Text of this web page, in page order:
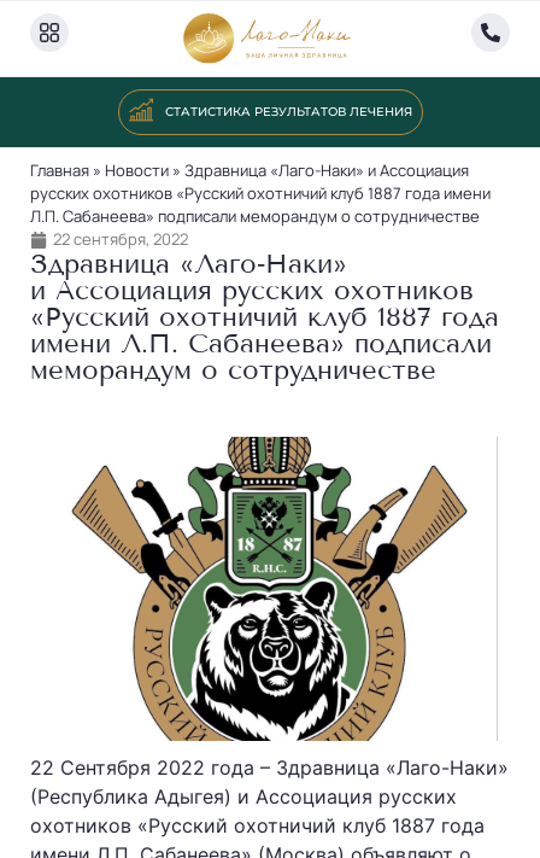
СТАТИСТИКА РЕЗУЛЬТАТОВ ЛЕЧЕНИЯ
Главная» Новости» Здравница «Лаго-Наки» и Ассоциация
русских охотников «Русский охотничий клуб 1887 года имени
Л.П. Сабанеева» подписали меморандум о сотрудничестве
22 сентября, 2022
Здравница «Лаго‐Наки»
и Ассоциация русских охотников
«Русский охотничий клуб 1887 года
имени Л.П. Сабанеева» подписали
меморандум о сотрудничестве
22 Сентября 2022 года – Здравница «Лаго-Наки»
(Республика Адыгея) и Ассоциация русских
охотников «Русский охотничий клуб 1887 года